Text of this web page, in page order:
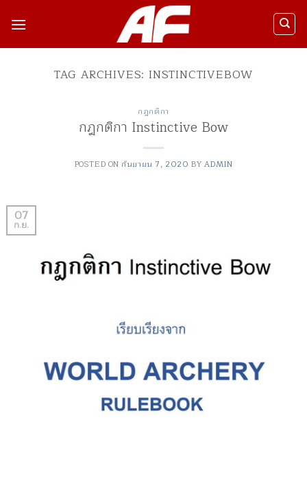
TAG ARCHIVES: INSTINCTIVEBOW
กฎกติกา
กฎกติกา Instinctive Bow
POSTED ON กันยายน 7, 2020 BYADMIN
07
ก.ย.